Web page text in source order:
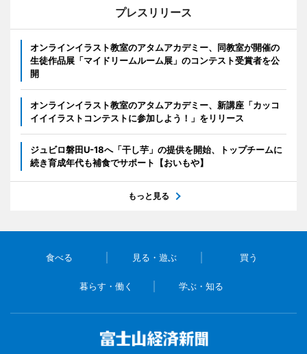
プレスリリース
オンラインイラスト教室のアタムアカデミー、同教室が開催の
生徒作品展「マイドリームルーム展」のコンテスト受賞者を公
開
オンラインイラスト教室のアタムアカデミー、新講座「カッコ
イイイラストコンテストに参加しよう！」をリリース
ジュビロ磐田U-18へ「干し芋」の提供を開始、トップチームに
続き育成年代も補食でサポート【おいもや】
もっと見る
食べる 見る・遊ぶ 買う
暮らす・働く 学ぶ・知る